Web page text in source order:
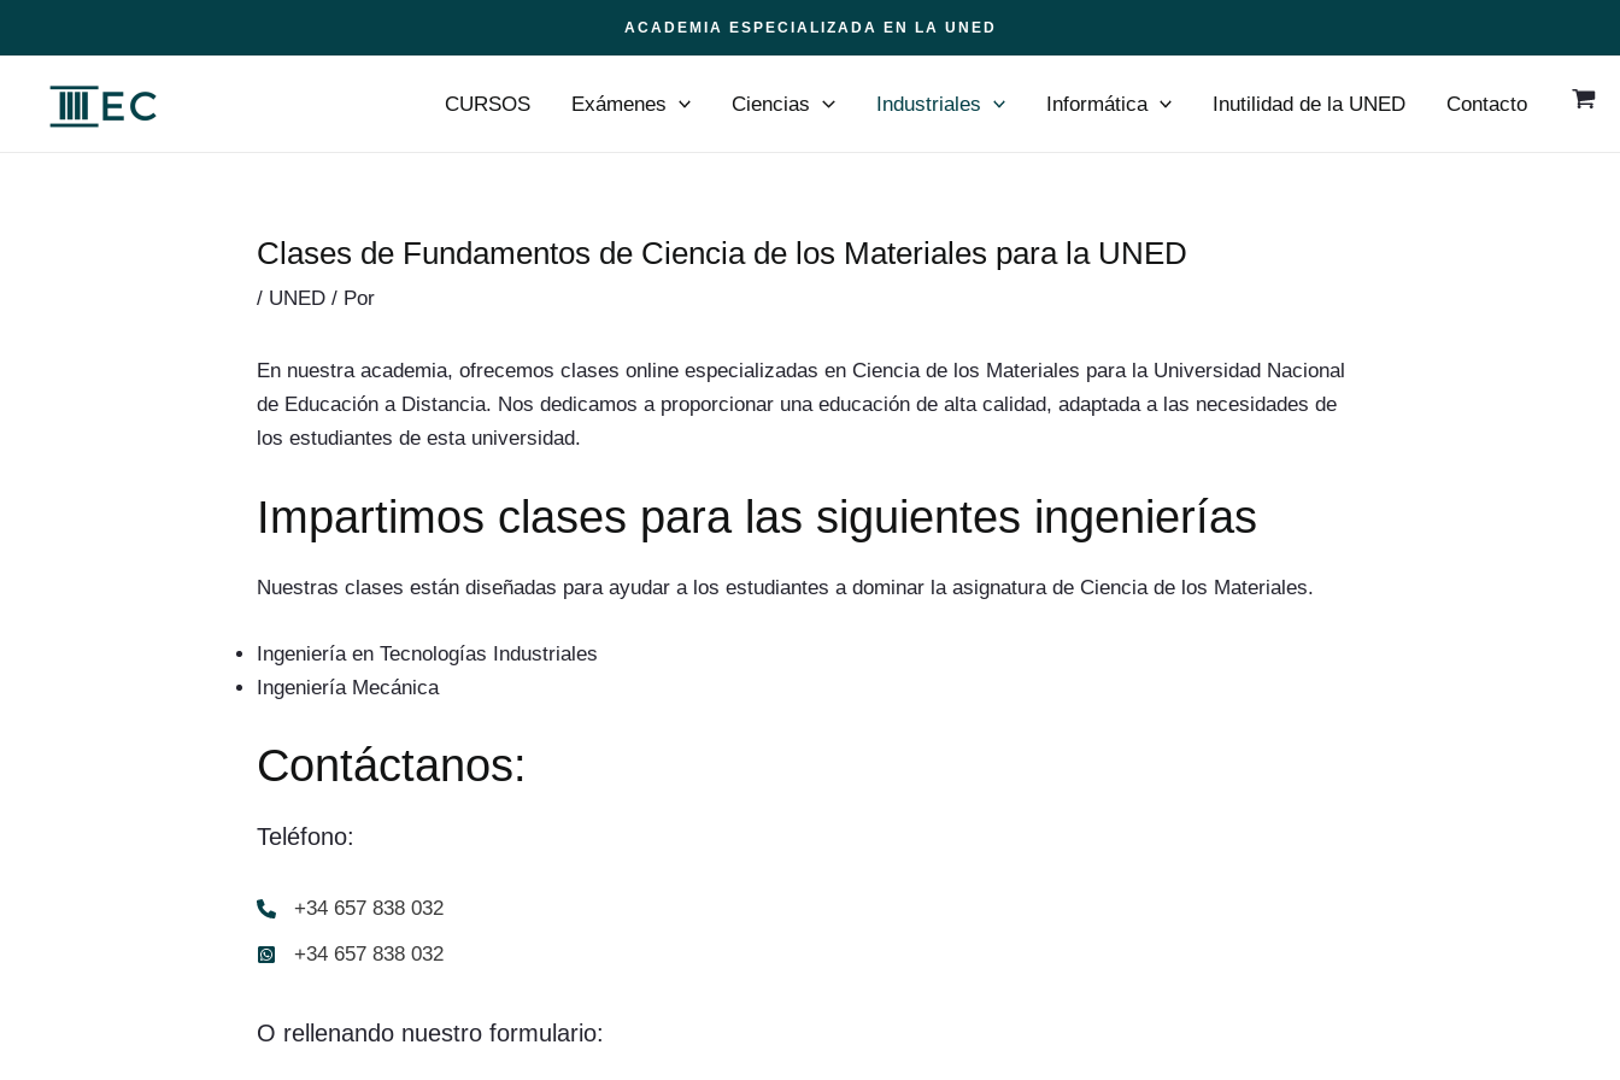
contenido
ACADEMIA ESPECIALIZADA EN LA UNED
CURSOS Exámenes Ciencias Industriales Informática Inutilidad de la UNED Contacto
Clases de Fundamentos de Ciencia de los Materiales para la UNED
/ UNED/ Por
En nuestra academia, ofrecemos clases online especializadas en Ciencia de los Materiales para la Universidad Nacional
de Educación a Distancia. Nos dedicamos a proporcionar una educación de alta calidad, adaptada a las necesidades de
los estudiantes de esta universidad.
Impartimos clases para las siguientes ingenierías
Nuestras clases están diseñadas para ayudar a los estudiantes a dominar la asignatura de Ciencia de los Materiales.
Ingeniería en Tecnologías Industriales
Ingeniería Mecánica
Contáctanos:
Teléfono:
+34 657 838 032
+34 657 838 032
O rellenando nuestro formulario: